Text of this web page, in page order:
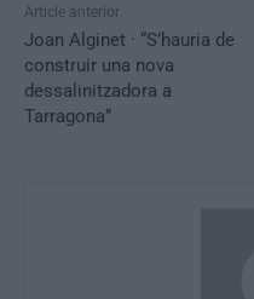
Article anterior
Joan Alginet · “S’hauria de
construir una nova
dessalinitzadora a
Tarragona”